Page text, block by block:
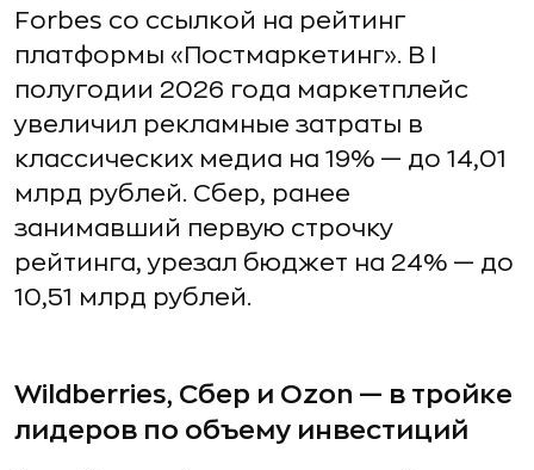
Forbes со ссылкой на рейтинг
платформы «Постмаркетинг». В I
полугодии 2026 года маркетплейс
увеличил рекламные затраты в
классических медиа на 19% — до 14,01
млрд рублей. Сбер, ранее
занимавший первую строчку
рейтинга, урезал бюджет на 24% — до
10,51 млрд рублей.
Wildberries, Сбер и Ozon — в тройке
лидеров по объему инвестиций